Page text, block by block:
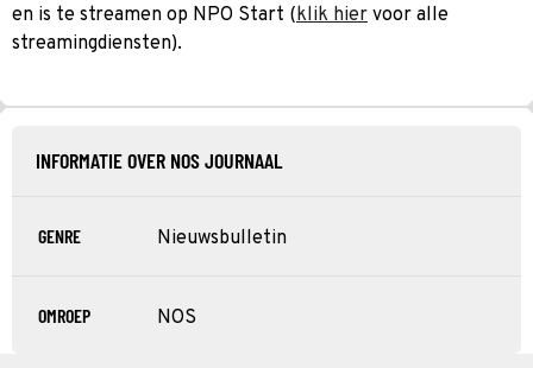
en is te streamen op NPO Start (klik hier voor alle
streamingdiensten).
INFORMATIE OVER NOS JOURNAAL
GENRE Nieuwsbulletin
OMROEP NOS